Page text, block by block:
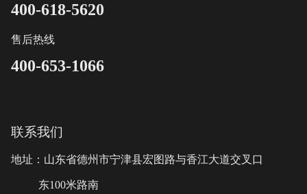
400-618-5620
售后热线
400-653-1066
联系我们
地址：山东省德州市宁津县宏图路与香江大道交叉口
东100米路南